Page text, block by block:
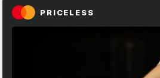
PRICELESS